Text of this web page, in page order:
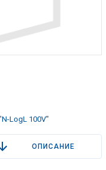
LogL 100V"
ОПИСАНИЕ